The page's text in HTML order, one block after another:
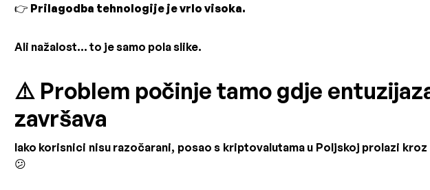
👉 Prilagodba tehnologije je vrlo visoka.
Ali nažalost... to je samo pola slike.
⚠️ Problem počinje tamo gdje
završava
Iako korisnici nisu razočarani, posao s kriptovalutama u Poljskoj prolazi
😕